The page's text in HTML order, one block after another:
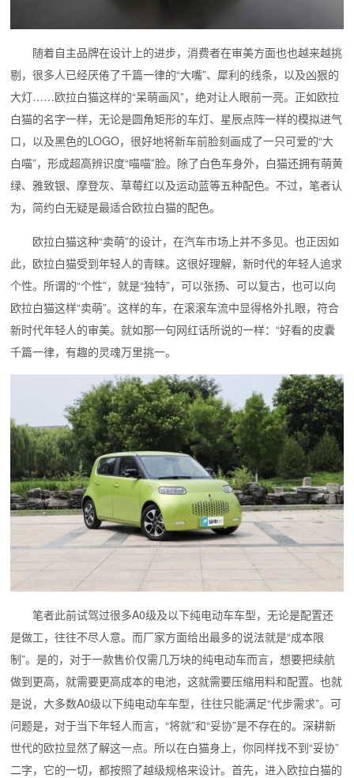
随着自主品牌在设计上的进步，消费者在审美方面也也越来越挑
剔，很多人已经厌倦了千篇一律的“大嘴”、犀利的线条，以及凶狠的
大灯……欧拉白猫这样的“呆萌画风”，绝对让人眼前一亮。 正如欧拉
白猫的名字一样，无论是圆角矩形的车灯、星辰点阵一样的模拟进气
口，以及黑色的LOGO，很好地将新车前脸刻画成了一只可爱的“大
白喵”，形成超高辨识度“喵喵”脸。除了白色车身外，白猫还拥有萌黄
绿、雅致银、摩登灰、草莓红以及运动蓝等五种配色。不过，笔者认
为，简约白无疑是最适合欧拉白猫的配色。
欧拉白猫这种“卖萌”的设计，在汽车市场上并不多见。也正因如
此，欧拉白猫受到年轻人的青睐。这很好理解，新时代的年轻人追求
个性。所谓的“个性”，就是“独特”，可以张扬、可以复古，也可以向
欧拉白猫这样“卖萌”。这样的车，在滚滚车流中显得格外扎眼，符合
新时代年轻人的审美。就如那一句网红话所说的一样：“好看的皮囊
千篇一律，有趣的灵魂万里挑一。
笔者此前试驾过很多A0级及以下纯电动车车型，无论是配置还
是做工，往往不尽人意。而厂家方面给出最多的说法就是“成本限
制”。是的，对于一款售价仅需几万块的纯电动车而言，想要把续航
做到更高，就需要更高成本的电池，这就需要压缩用料和配置。也就
是说，大多数A0级以下纯电动车车型，往往只能满足“代步需求”。可
问题是，对于当下年轻人而言，“将就”和“妥协”是不存在的。深耕新
世代的欧拉显然了解这一点。所以在白猫身上，你同样找不到“妥协”
二字，它的一切，都按照了越级规格来设计。首先，进入欧拉白猫的